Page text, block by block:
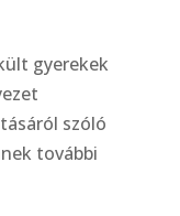
gyerekek
szóló
további